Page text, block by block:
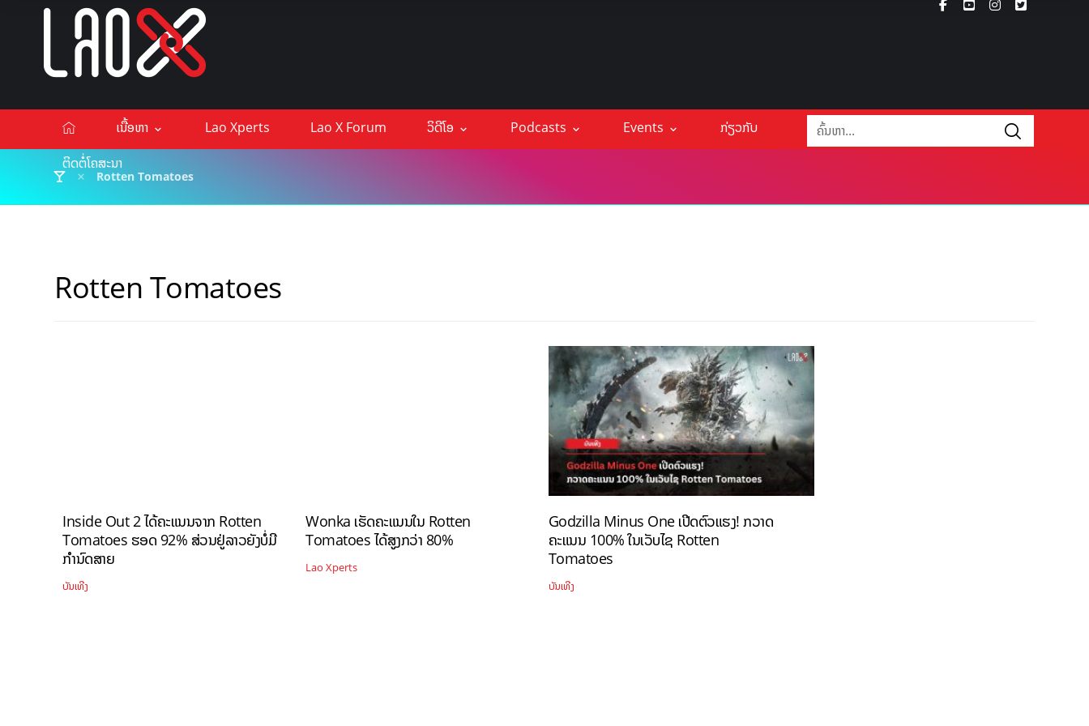
ເນື້ອຫາ Lao Xperts Lao X Forum ວິດີໂອ Podcasts Events
ກ່ຽວກັບ
ຕິດຕໍ່ໂຄສະນາ
Rotten Tomatoes
Rotten Tomatoes
Inside Out 2 ໄດ້ຄະແນນຈາກ Rotten
Tomatoes ຮອດ 92% ສ່ວນຢູ່ລາວຍັງບໍ່ມີ
ກຳນົດສາຍ
ບັນເທີງ
Wonka ເຮັດຄະແນນໃນ Rotten
Tomatoes ໄດ້ສູງກວ່າ 80%
Lao Xperts
Godzilla Minus One ເປີດຕົວແຮງ! ກວາດ
ຄະແນນ 100% ໃນເວັບໄຊ Rotten
Tomatoes
ບັນເທີງ